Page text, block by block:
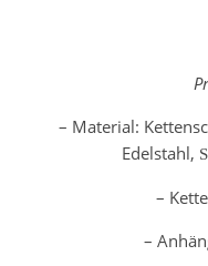
– Material:
Edelstahl,
–
–